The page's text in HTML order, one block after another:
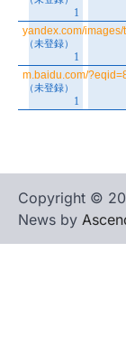
Copyright ©
News by